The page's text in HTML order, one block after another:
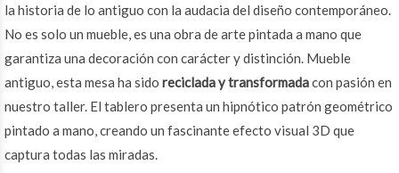
la historia de lo antiguo con la audacia del diseño contemporáneo.
No es solo un mueble, es una obra de arte pintada a mano que
garantiza una decoración con carácter y distinción. Mueble
antiguo, esta mesa ha sido reciclada y transformadacon pasión en
nuestro taller. El tablero presenta un hipnótico patrón geométrico
pintado a mano, creando un fascinante efecto visual 3D que
captura todas las miradas.